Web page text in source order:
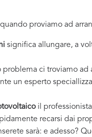
proviamo ad
significa allungare, a
ci troviamo
un esperto
il
recarsi dai
sarà: e adesso?